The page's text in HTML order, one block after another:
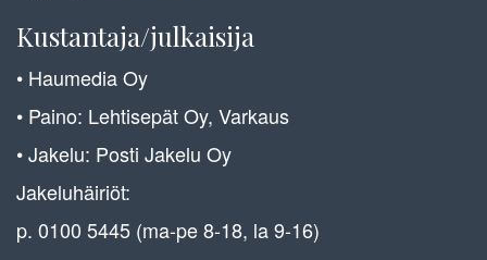
Kustantaja/julkaisija
• Haumedia Oy
• Paino: Lehtisepät Oy, Varkaus
• Jakelu: Posti Jakelu Oy
Jakeluhäiriöt:
p. 0100 5445 (ma-pe 8-18, la 9-16)